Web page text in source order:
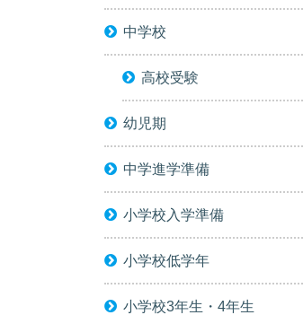
中学校
高校受験
幼児期
中学進学準備
小学校入学準備
小学校低学年
小学校3年生・4年生